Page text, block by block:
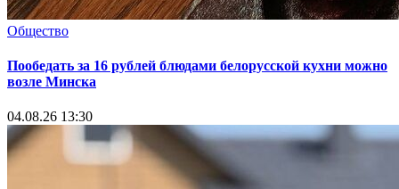
Общество
Пообедать за 16 рублей блюдами белорусской кухни можно
возле Минска
04.08.26 13:30